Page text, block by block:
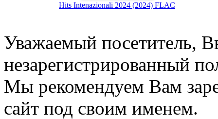
Hits Intenazionali 2024 (2024) FLAC
Уважаемый посетитель,
незарегистрированный
Мы рекомендуем Вам
сайт под своим именем.